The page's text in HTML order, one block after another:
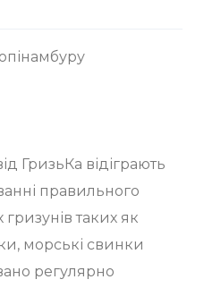
ГризьКа відіграють
правильного
таких як
морські свинки
регулярно